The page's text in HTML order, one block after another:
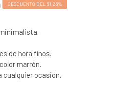
DESCUENTO DEL 51,26%
de hora finos.
marrón.
cualquier ocasión.